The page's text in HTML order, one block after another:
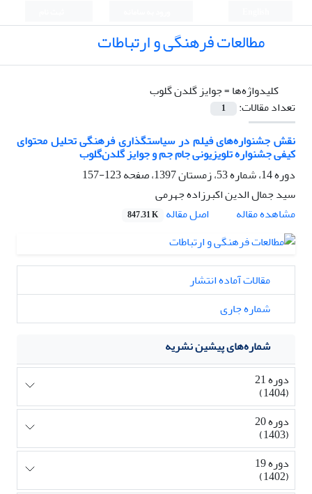
مطالعات فرهنگی و ارتباطات
کلیدواژه‌ها =جوایز گلدن گلوب
تعداد مقالات:
1
نقش جشنواره‌های فیلم در سیاستگذاری فرهنگی تحلیل محتوای
کیفی جشنواره‌‌ تلویزیونی جام‌ جم و جوایز گلدن‌گلوب
دوره 14، شماره 53، زمستان 1397، صفحه
123-157
سید جمال الدین اکبرزاده جهرمی
مشاهده مقاله
اصل مقاله 847.31 K
مقالات آماده انتشار
شماره جاری
شماره‌های پیشین نشریه
دوره 21
(1404)
دوره 20
(1403)
دوره 19
(1402)